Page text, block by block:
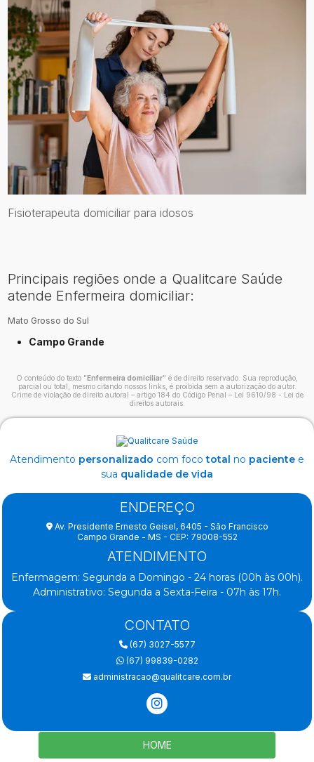
Fisioterapeuta domiciliar para idosos
Principais regiões onde a Qualitcare Saúde
atende Enfermeira domiciliar:
Mato Grosso do Sul
Campo Grande
O conteúdo do texto "Enfermeira domiciliar" é de direito reservado. Sua reprodução,
parcial ou total, mesmo citando nossos links, é proibida sem a autorização do autor.
Crime de violação de direito autoral – artigo 184 do Código Penal – Lei 9610/98 - Lei de
direitos autorais.
Atendimento personalizado com focototal no paciente e
sua qualidade de vida
ENDEREÇO
Av. Presidente Ernesto Geisel, 6405 - São Francisco
Campo Grande - MS - CEP: 79008-552
ATENDIMENTO
Enfermagem: Segunda a Domingo - 24 horas (00h às 00h).
Administrativo: Segunda a Sexta-Feira - 07h às 17h.
CONTATO
(67) 3027-5577
(67) 99839-0282
administracao@qualitcare.com.br
HOME